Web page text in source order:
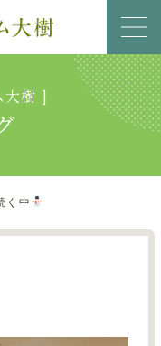
大樹 ]
く中